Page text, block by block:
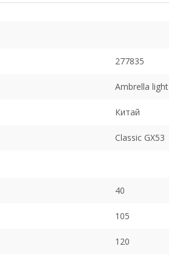
277835
Ambrella light
Китай
Classic GX53
40
105
120